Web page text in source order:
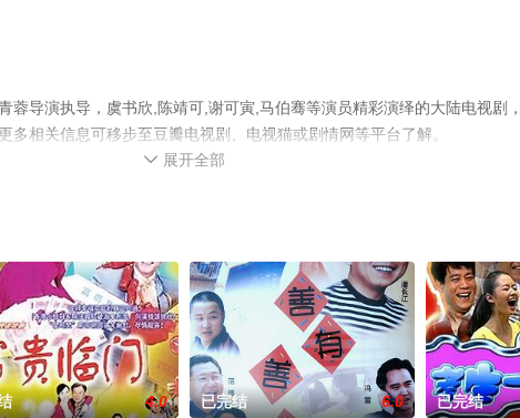
蓉导演执导，虞书欣,陈靖可,谢可寅,马伯骞等演员精彩演绎的大陆电视剧
多相关信息可移步至豆瓣电视剧、电视猫或剧情网等平台了解。
 展开全部
4.0 已完结 6.0 已完结